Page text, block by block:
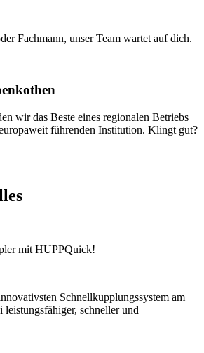
Fachmann, unser Team wartet auf dich.
wir das Beste eines regionalen Betriebs
führenden Institution. Klingt gut?
mit HUPPQuick!
Schnell­kupplungs­system am
schneller und